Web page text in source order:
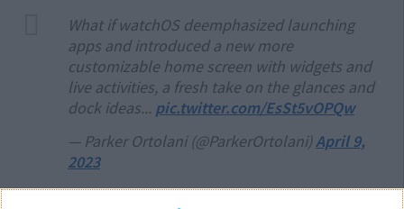
What if watchOS deemphasized launching
apps and introduced a new more
customizable home screen with widgets and
live activities, a fresh take on the glances and
dock ideas... pic.twitter.com/EsSt5vOPQw
— Parker Ortolani (@ParkerOrtolani)April 9,
2023